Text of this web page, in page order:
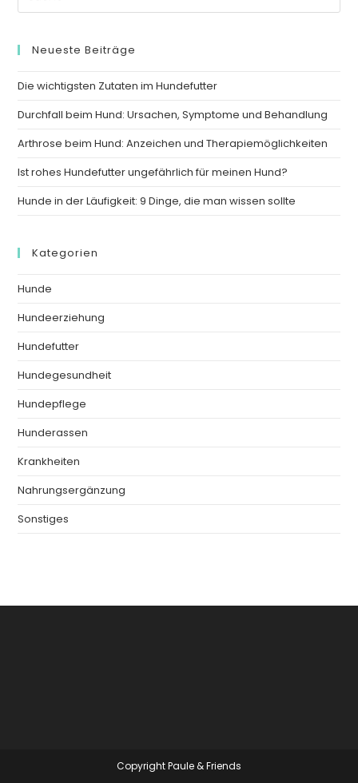
this
Neueste Beiträge
Die wichtigsten Zutaten im Hundefutter
Durchfall beim Hund: Ursachen, Symptome und Behandlung
Arthrose beim Hund: Anzeichen und Therapiemöglichkeiten
Ist rohes Hundefutter ungefährlich für meinen Hund?
Hunde in der Läufigkeit: 9 Dinge, die man wissen sollte
Kategorien
Hunde
Hundeerziehung
Hundefutter
Hundegesundheit
Hundepflege
Hunderassen
Krankheiten
Nahrungsergänzung
Sonstiges
Copyright Paule & Friends